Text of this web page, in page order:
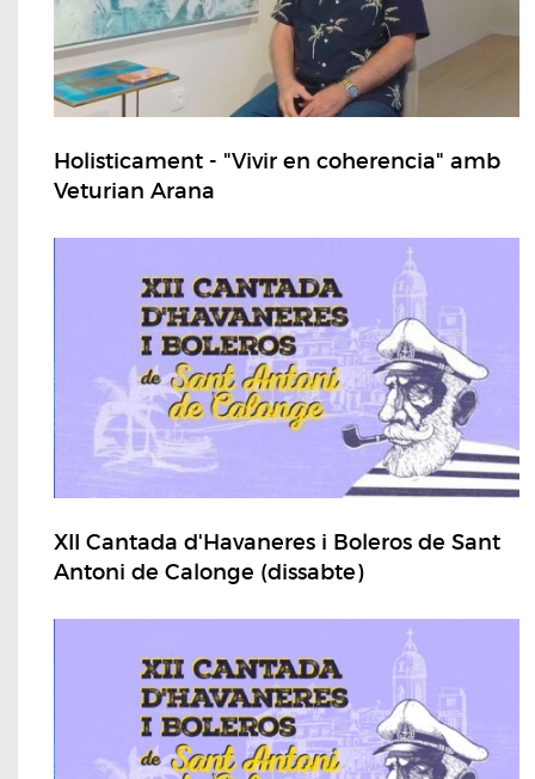
Holisticament - "Vivir en coherencia" amb
Veturian Arana
XII Cantada d'Havaneres i Boleros de Sant
Antoni de Calonge (dissabte)